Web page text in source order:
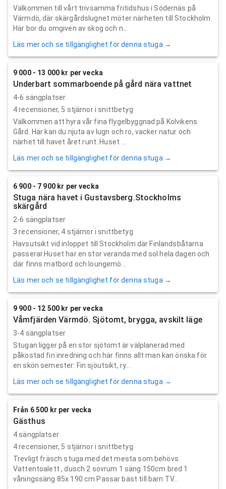
Välkommen till vårt trivsamma fritidshus i Södernäs på
Värmdö, där skärgårdslugnet möter närheten till Stockholm.
Här bor du omgiven av skog och n...
Läs mer och se tillgänglighet för denna stuga →
9 000 - 13 000 kr per vecka
Underbart sommarboende på gård nära vattnet
4-6 sängplatser
4recensioner, 5 stjärnor i snittbetyg
Välkommen att hyra vår fina flygelbyggnad på Kolvikens
Gård. Här kan du njuta av lugn och ro, vacker natur och
närhet till havet året runt. Huset ...
Läs mer och se tillgänglighet för denna stuga →
6 900 - 7 900 kr per vecka
Stuga nära havet i Gustavsberg.Stockholms
skärgård
2-6 sängplatser
3 recensioner, 4 stjärnor i snittbetyg
Havsutsikt vid inloppet till Stockholm där Finlandsbåtarna
passerar.Huset har en stor veranda med sol hela dagen och
där finns matbord och loungemö...
Läs mer och se tillgänglighet för denna stuga →
9 900 - 12 500 kr per vecka
Våmfjärden Värmdö. Sjötomt, brygga, avskilt läge
3-4 sängplatser
Stugan ligger på en stor sjötomt är välplanerad med
påkostad fin inredning och här finns allt man kan önska för
en skön semester: Fin sjöutsikt, ry...
Läs mer och se tillgänglighet för denna stuga →
Från 6 500 kr per vecka
Gästhus
4 sängplatser
4recensioner, 5 stjärnor i snittbetyg
Trevligt fräsch stuga med det mesta som behövs.
Vattentoalett , dusch 2 sovrum 1 säng 150cm bred 1
våningssäng 85x 190 cm Passar bäst till barn TV...